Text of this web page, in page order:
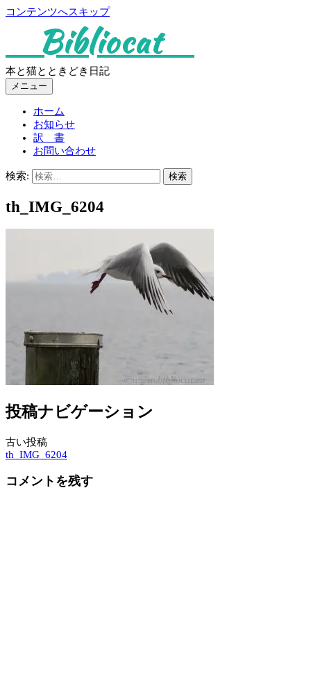
コンテンツへスキップ
Bibliocat
本と猫とときどき日記
メニュー
ホーム
お知らせ
訳 書
お問い合わせ
検索:
th_IMG_6204
投稿ナビゲーション
古い投稿
th_IMG_6204
コメントを残す